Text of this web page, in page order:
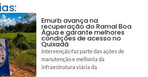
Emurb avança na
recuperação do Ramal Boa
Água e garante melhores
condições de acesso no
Quixadá
Intervenção faz parte das ações de
manutenção e melhoria da
infraestrutura viária da